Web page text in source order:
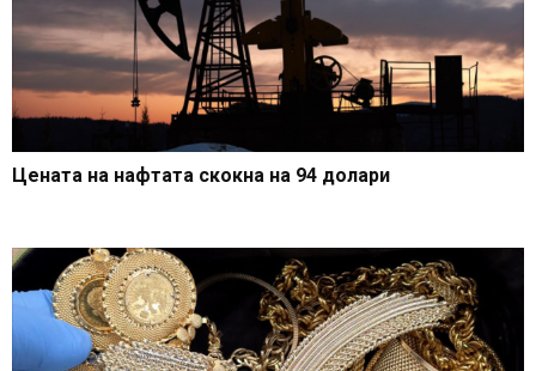
Цената на нафтата скокна на 94 долари